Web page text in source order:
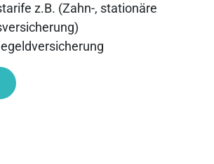
z.B. (Zahn-, stationäre